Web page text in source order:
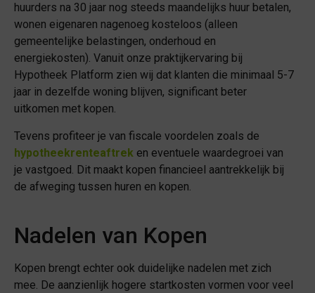
huurders na 30 jaar nog steeds maandelijks huur betalen,
wonen eigenaren nagenoeg kosteloos (alleen
gemeentelijke belastingen, onderhoud en
energiekosten). Vanuit onze praktijkervaring bij
Hypotheek Platform zien wij dat klanten die minimaal 5-7
jaar in dezelfde woning blijven, significant beter
uitkomen met kopen.
Tevens profiteer je van fiscale voordelen zoals de
hypotheekrenteaftrek en eventuele waardegroei van
je vastgoed. Dit maakt kopen financieel aantrekkelijk bij
de afweging tussen huren en kopen.
Nadelen van Kopen
Kopen brengt echter ook duidelijke nadelen met zich
mee. De aanzienlijk hogere startkosten vormen voor veel